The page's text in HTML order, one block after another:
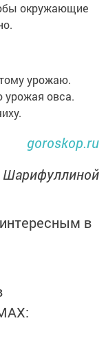
окружающие
урожаю.
урожая овса.
goroskop.ru
Шарифуллиной
в